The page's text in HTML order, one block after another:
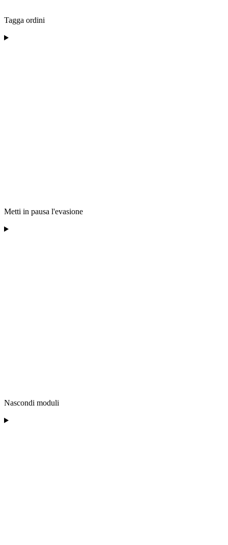
Tagga ordini
Metti in pausa l'evasione
Nascondi moduli